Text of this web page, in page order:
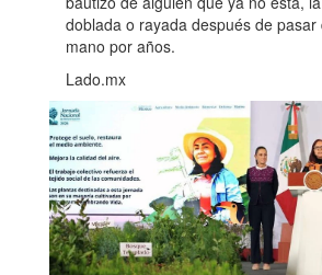
doblada o rayada después de pasar
mano por años.
Lado.mx